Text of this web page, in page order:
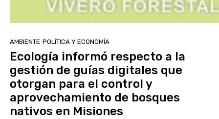
AMBIENTE POLÍTICA Y ECONOMÍA
Ecología informó respecto a la
gestión de guías digitales que
otorgan para el control y
aprovechamiento de bosques
nativos en Misiones